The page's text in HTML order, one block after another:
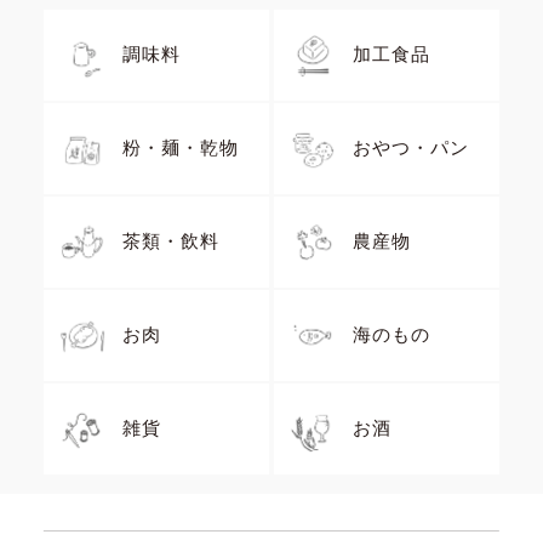
調味料 加工食品
粉・麺・乾物 おやつ・パン
茶類・飲料 農産物
お肉 海のもの
雑貨 お酒